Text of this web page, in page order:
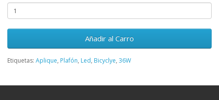
Añadir al Carro
Etiquetas: Aplique, Plafón, Led, Bicyclye, 36W